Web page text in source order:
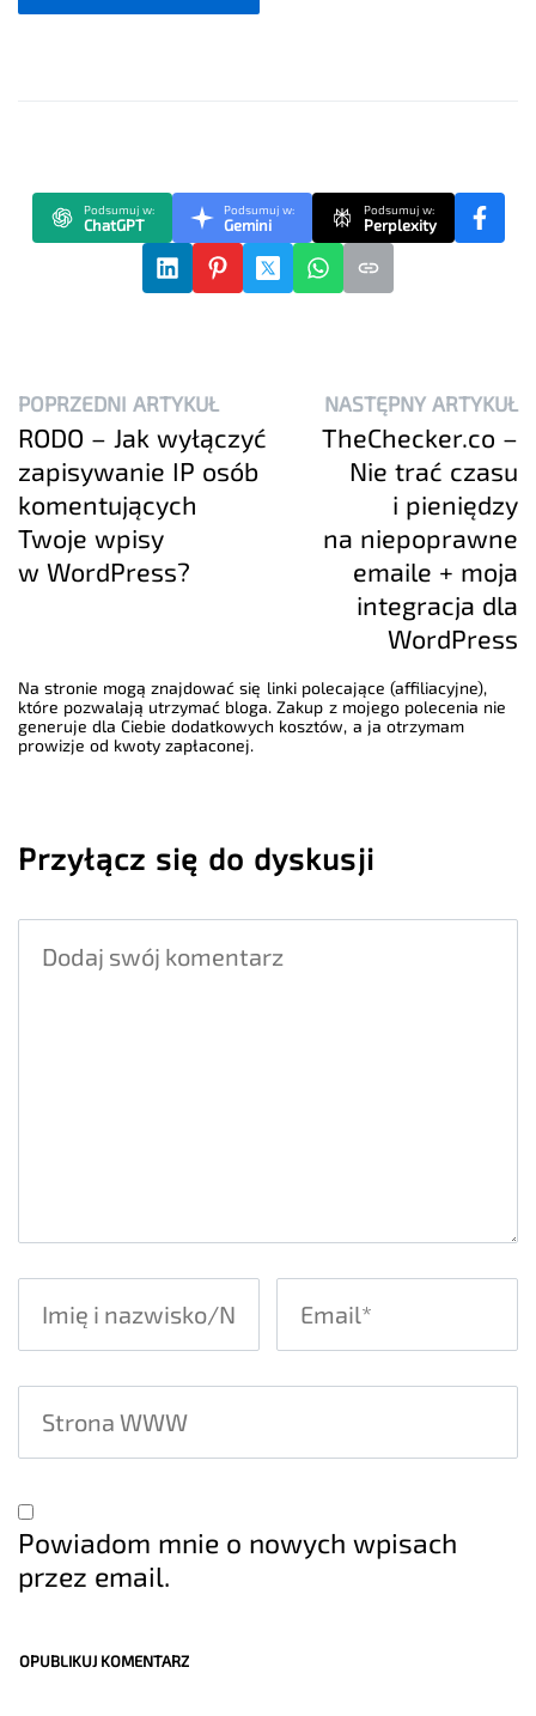
Podsumuj w:
ChatGPT
Podsumuj w:
Gemini
Podsumuj w:
Perplexity
POPRZEDNI ARTYKUŁ
RODO – Jak wyłączyć
zapisywanie IP osób
komentujących
Twoje wpisy
w WordPress?
NASTĘPNY ARTYKUŁ
TheChecker.co –
Nie trać czasu
i pieniędzy
na niepoprawne
emaile + moja
integracja dla
WordPress
Na stronie mogą znajdować się linki polecające (affiliacyjne),
które pozwalają utrzymać bloga. Zakup z mojego polecenia nie
generuje dla Ciebie dodatkowych kosztów, a ja otrzymam
prowizje od kwoty zapłaconej.
Przyłącz się do dyskusji
Powiadom mnie o nowych wpisach
przez email.